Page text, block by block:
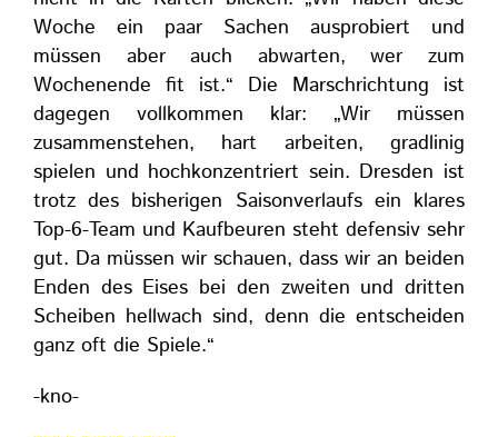
Woche ein paar Sachen ausprobiert und
müssen aber auch abwarten, wer zum
Wochenende fit ist.“ Die Marschrichtung ist
dagegen vollkommen klar: „Wir müssen
zusammenstehen, hart arbeiten, gradlinig
spielen und hochkonzentriert sein. Dresden ist
trotz des bisherigen Saisonverlaufs ein klares
Top-6-Team und Kaufbeuren steht defensiv sehr
gut. Da müssen wir schauen, dass wir an beiden
Enden des Eises bei den zweiten und dritten
Scheiben hellwach sind, denn die entscheiden
ganz oft die Spiele.“
-kno-